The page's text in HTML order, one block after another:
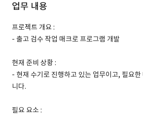
업무 내용
프로젝트 개요 :
- 출고 검수 작업 매크로 프로그램 개발
현재 준비 상황 :
- 현재 수기로 진행하고 있는 업무이고, 필요
니다.
필요 요소 :